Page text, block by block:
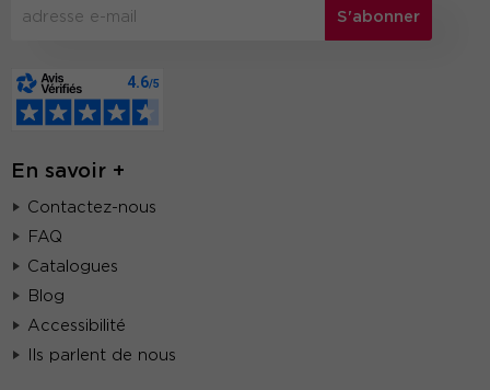
S'abonner
En savoir +
Contactez-nous
FAQ
Catalogues
Blog
Accessibilité
Ils parlent de nous